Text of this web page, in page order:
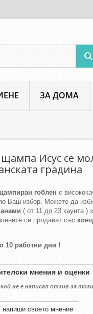
ЗА ДОМА
Исус се
градина
гоблен с
Ваш избор. Можете да
( от 11 до 23 каунта )
се продават със
10 работни дни !
мнения и оценки
не е написал отзив за
своето мнение